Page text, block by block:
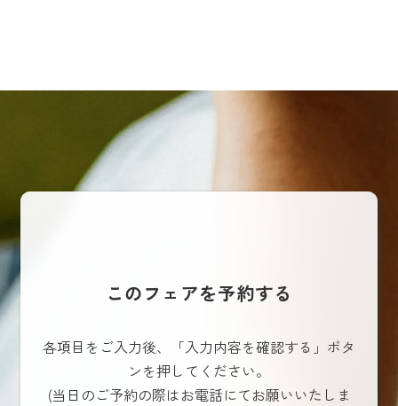
このフェアを予約する
各項目をご入力後、「入力内容を確認する」ボタ
ンを押してください。
(当日のご予約の際はお電話にてお願いいたしま